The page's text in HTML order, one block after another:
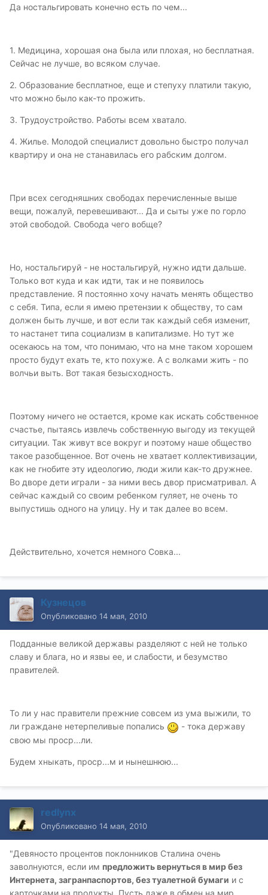
Да ностальгировать конечно есть по чем...
1. Медицина, хорошая она была или плохая, но бесплатная.
Сейчас не лучше, во всяком случае.
2. Образование бесплатное, еще и степуху платили такую,
что можно было как-то прожить.
3. Трудоустройство. Работы всем хватало.
4. Жилье. Молодой специалист довольно быстро получал
квартиру и она не станавилась его рабским долгом.
При всех сегодняшних свободах перечисленные выше
вещи, пожалуй, перевешивают... Да и сыты уже по горло
этой свободой. Свобода чего вобще?
Но, ностальгируй - не ностальгируй, нужно идти дальше.
Только вот куда и как идти, так и не появилось
представление. Я постоянно хочу начать менять общество
с себя. Типа, если я имею претензии к обществу, то сам
должен быть лучше, и вот если так каждый себя изменит,
то настанет типа социализм в капитализме. Но тут же
осекаюсь на том, что понимаю, что на мне таком хорошем
просто будут ехать те, кто похуже. А с волками жить - по
волчьи выть. Вот такая безысходность.
Поэтому ничего не остается, кроме как искать собственное
счастье, пытаясь извлечь собственную выгоду из текущей
ситуации. Так живут все вокруг и поэтому наше общество
такое разобщенное. Вот очень не хватает коллективизации,
как не гнобите эту идеологию, люди жили как-то дружнее.
Во дворе дети играли - за ними весь двор присматривал. А
сейчас каждый со своим ребенком гуляет, не очень то
выпустишь одного на улицу. Ну и так далее во всем.
Действительно, хочется немного Совка...
Кузнецов
Опубликовано 14 мая, 2010
Подданные великой державы разделяют с ней не только
славу и блага, но и язвы ее, и слабости, и безумство
правителей.
То ли у нас правители прежние совсем из ума выжили, то
ли граждане нетерпеливые попались
- тока державу
свою мы проср...ли.
Будем хныкать, проср...м и нынешнюю...
redlynx
Опубликовано 14 мая, 2010
"Девяносто процентов поклонников Сталина очень
заволнуются, если им предложить вернуться в мир без
Интернета, загранпаспортов, без туалетной бумаги и с
карточками на продукты. Пусть даже в обмен на мир